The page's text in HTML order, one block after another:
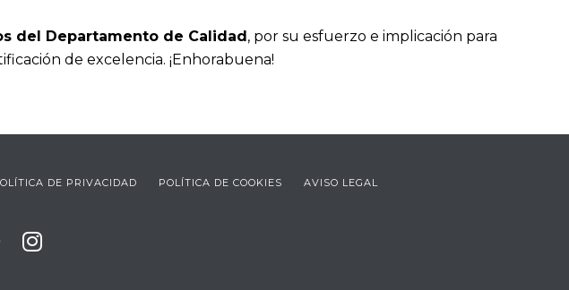
del Departamento de Calidad, por su esfuerzo e implicación para
de excelencia. ¡Enhorabuena!
DE PRIVACIDAD POLÍTICA DE COOKIES AVISO LEGAL